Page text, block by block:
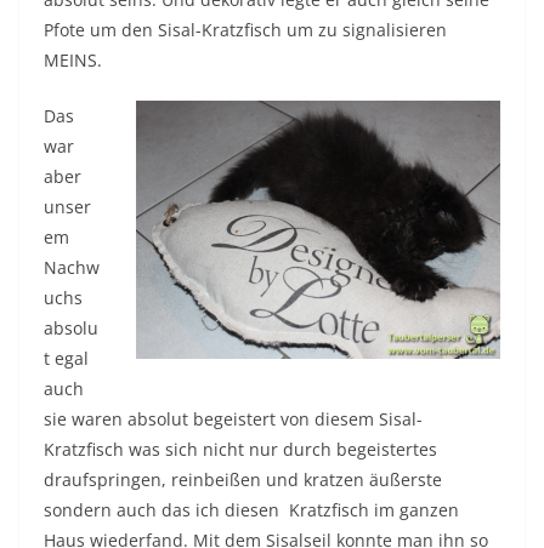
Pfote um den Sisal-Kratzfisch um zu signalisieren
MEINS.
Das
war
aber
unser
em
Nachw
uchs
absolu
t egal
auch
sie waren absolut begeistert von diesem Sisal-
Kratzfisch was sich nicht nur durch begeistertes
draufspringen, reinbeißen und kratzen äußerste
sondern auch das ich diesen Kratzfisch im ganzen
Haus wiederfand. Mit dem Sisalseil konnte man ihn so